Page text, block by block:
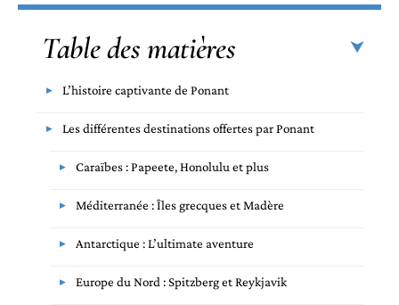
Table des matières
L’histoire captivante de Ponant
Les différentes destinations offertes par Ponant
Caraïbes : Papeete, Honolulu et plus
Méditerranée : Îles grecques et Madère
Antarctique : L’ultimate aventure
Europe du Nord : Spitzberg et Reykjavik